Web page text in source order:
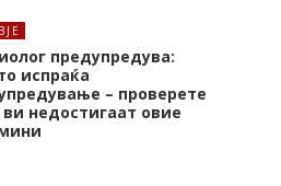
предупредува:
испраќа
– проверете
недостигаат овие